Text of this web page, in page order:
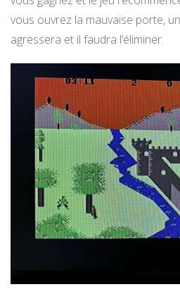
vous ouvrez la mauvaise porte,
agressera et il faudra l’éliminer.